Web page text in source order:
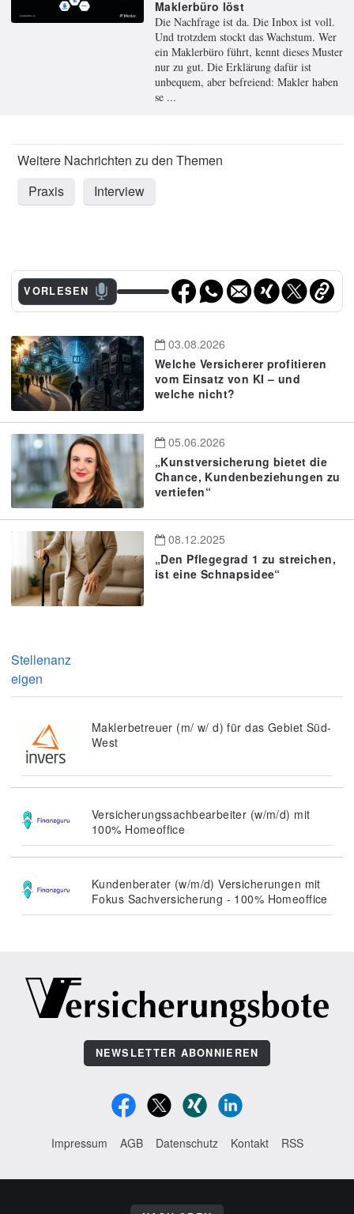
Maklerbüro löst
Die Nachfrage ist da. Die Inbox ist voll.
Und trotzdem stockt das Wachstum. Wer
ein Maklerbüro führt, kennt dieses Muster
nur zu gut. Die Erklärung dafür ist
unbequem, aber befreiend: Makler haben
se ...
Praxis Interview
VORLESEN
03.08.2026
Welche Versicherer profitieren
vom Einsatz von KI – und
welche nicht?
05.06.2026
„Kunstversicherung bietet die
Chance, Kundenbeziehungen zu
vertiefen“
08.12.2025
„Den Pflegegrad 1 zu streichen,
ist eine Schnapsidee“
Stellenanz
eigen
Maklerbetreuer (m/ w/ d) für das Gebiet Süd-
West
Versicherungssachbearbeiter (w/m/d) mit
100% Homeoffice
Kundenberater (w/m/d) Versicherungen mit
Fokus Sachversicherung - 100% Homeoffice
NEWSLETTER ABONNIEREN
Impressum AGB Datenschutz Kontakt RSS